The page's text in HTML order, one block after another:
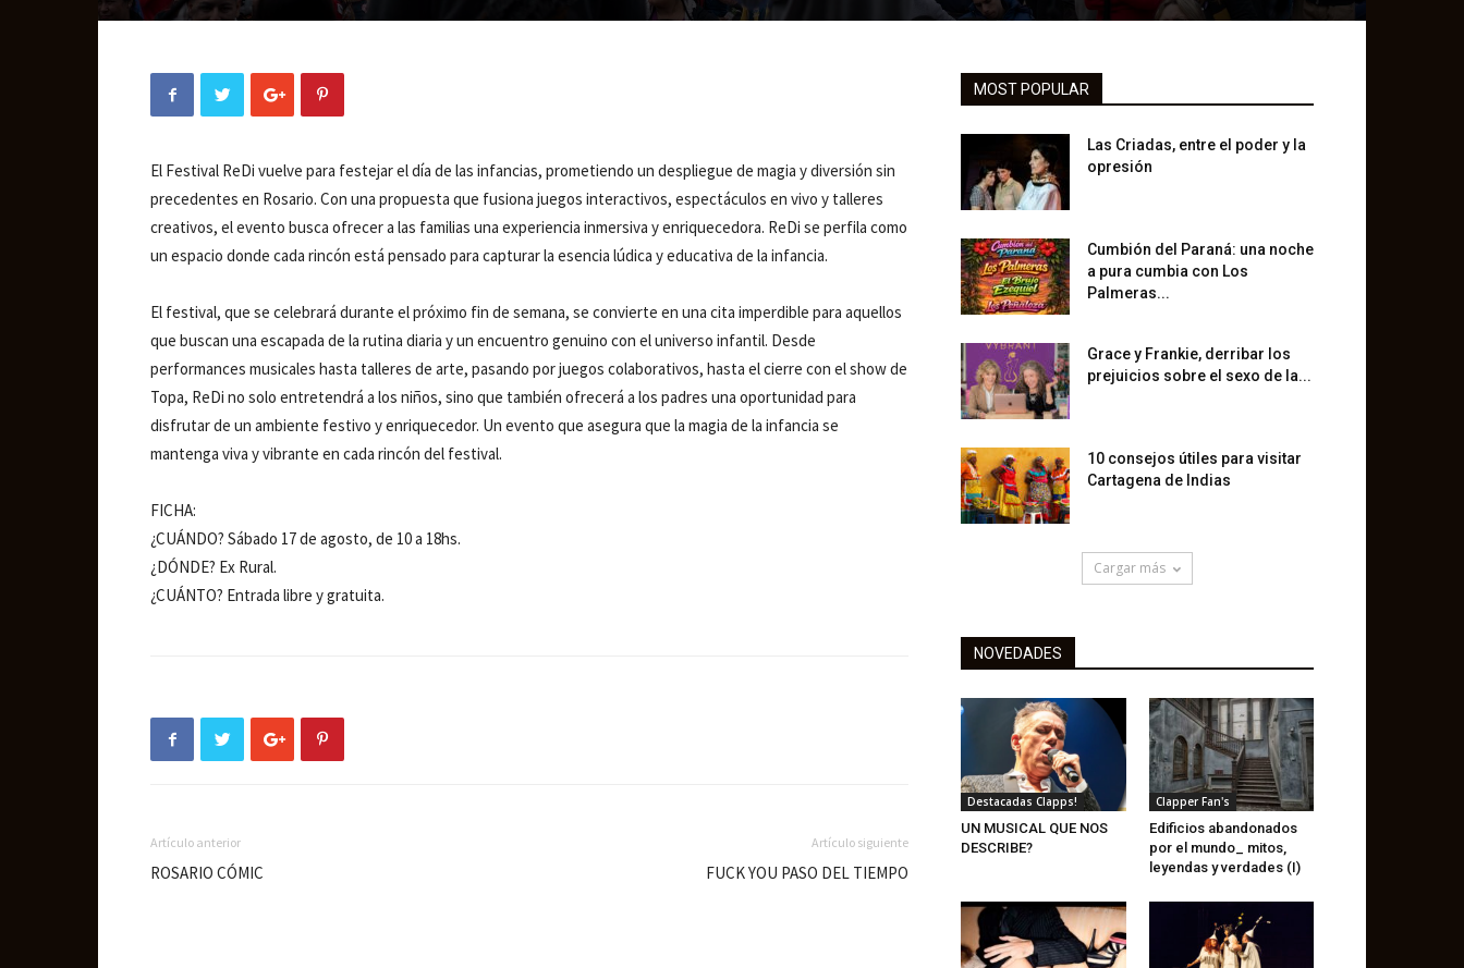
El Festival ReDi vuelve para festejar el día de las infancias, prometiendo un despliegue de magia y diversión sin
precedentes en Rosario. Con una propuesta que fusiona juegos interactivos, espectáculos en vivo y talleres
creativos, el evento busca ofrecer a las familias una experiencia inmersiva y enriquecedora. ReDi se perfila como
un espacio donde cada rincón está pensado para capturar la esencia lúdica y educativa de la infancia.
El festival, que se celebrará durante el próximo fin de semana, se convierte en una cita imperdible para aquellos
que buscan una escapada de la rutina diaria y un encuentro genuino con el universo infantil. Desde
performances musicales hasta talleres de arte, pasando por juegos colaborativos, hasta el cierre con el show de
Topa, ReDi no solo entretendrá a los niños, sino que también ofrecerá a los padres una oportunidad para
disfrutar de un ambiente festivo y enriquecedor. Un evento que asegura que la magia de la infancia se
mantenga viva y vibrante en cada rincón del festival.
FICHA:
¿CUÁNDO? Sábado 17 de agosto, de 10 a 18hs.
¿DÓNDE? Ex Rural.
¿CUÁNTO? Entrada libre y gratuita.
Artículo anterior
ROSARIO CÓMIC
Artículo siguiente
FUCK YOU PASO DEL TIEMPO
MOST POPULAR
Las Criadas, entre el poder y la
opresión
Cumbión del Paraná: una noche
a pura cumbia con Los
Palmeras...
Grace y Frankie, derribar los
prejuicios sobre el sexo de la...
10 consejos útiles para visitar
Cartagena de Indias
Cargar más
NOVEDADES
Destacadas Clapps!
UN MUSICAL QUE NOS
DESCRIBE?
Clapper Fan's
Edificios abandonados
por el mundo_ mitos,
leyendas y verdades (I)